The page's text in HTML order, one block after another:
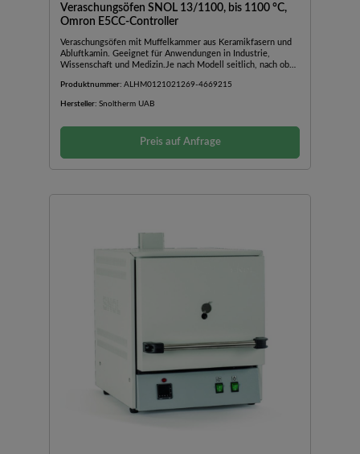
Veraschungsöfen SNOL 13/1100, bis 1100 °C,
Omron E5CC-Controller
Veraschungsöfen mit Muffelkammer aus Keramikfasern und
Abluftkamin. Geeignet für Anwendungen in Industrie,
Wissenschaft und Medizin.Je nach Modell seitlich, nach oben
pulverbeschichtetem BlechAbluftkamin mit
einfachem Temperaturregler Omron E5CC mit einstellbarer
Temperatur und Zeit (nicht programmierbar)
Produktnummer: ALHM0121021269-4669215
Hersteller: Snoltherm UAB
Preis auf Anfrage